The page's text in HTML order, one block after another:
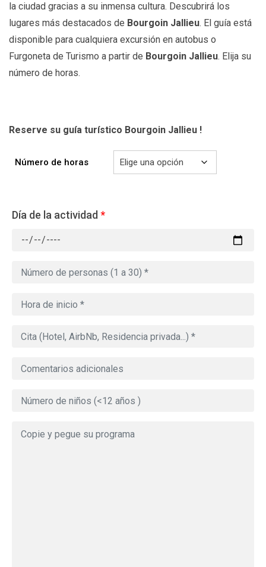
la ciudad gracias a su inmensa cultura. Descubrirá los
lugares más destacados de Bourgoin Jallieu. El guía está
disponible para cualquiera excursión en autobus o
Furgoneta de Turismo a partir de Bourgoin Jallieu. Elija su
número de horas.
Reserve su guía turístico Bourgoin Jallieu !
Número de horas
Día de la actividad *